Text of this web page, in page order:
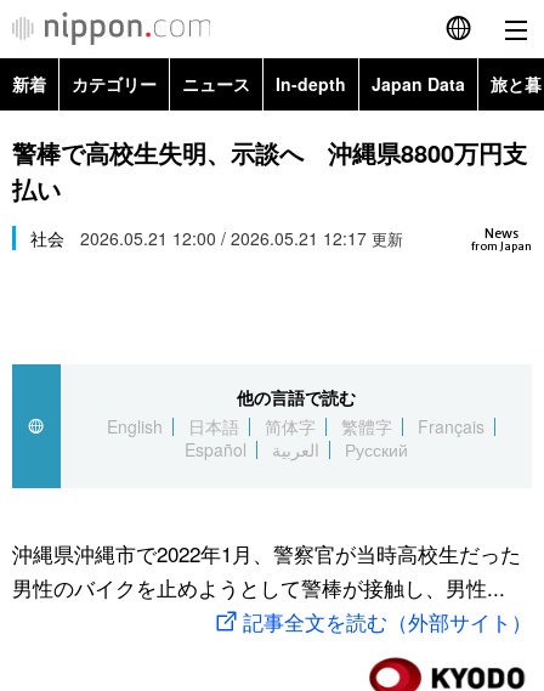
English
简体字
Русский
カテゴリー
経済・ビジネス
国際
文化
トップ
アーカイブ
In-depth
Japan Data
動画/Live
新着 カテゴリー ニュース In-depth Japan Data 旅と
政治・外交
経済・ビジネス
スポーツ・東京2020
Topics
警棒で高校生失明、示談へ 沖縄県8800万円支
払い
News
from Japan
社会 2026.05.21 12:00 / 2026.05.21 12:17 更新
他の言語で読む
English
日本語 简体字 繁體字
Français
Español
العربية Русский
沖縄県沖縄市で2022年1月、警察官が当時高校生だった
男性のバイクを止めようとして警棒が接触し、男性...
記事全文を読む（外部サイト）